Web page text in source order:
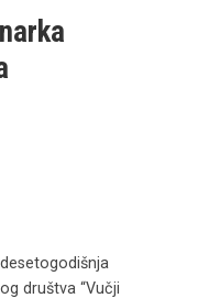
društva “Vučji